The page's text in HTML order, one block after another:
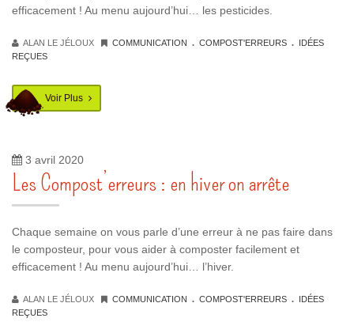
efficacement ! Au menu aujourd’hui… les pesticides.
ALAN LE JÉLOUX COMMUNICATION . COMPOST'ERREURS . IDÉES
REÇUES
Voir Plus
3 avril 2020
Les Compost’erreurs : en hiver on arrête
Chaque semaine on vous parle d’une erreur à ne pas faire dans
le composteur, pour vous aider à composter facilement et
efficacement ! Au menu aujourd’hui… l’hiver.
ALAN LE JÉLOUX COMMUNICATION . COMPOST'ERREURS . IDÉES
REÇUES